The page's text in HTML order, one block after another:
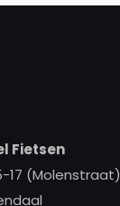
Fietsen
17 (Molenstraat)